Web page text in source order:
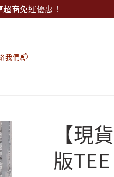
商免運優惠！
我們📬
【現
版TEE